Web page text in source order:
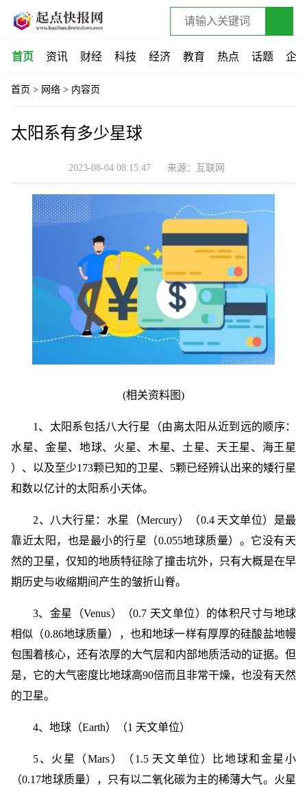
首页 资讯 财经 科技 经济 教育 热点 话题 企业
首页 > 网络 > 内容页
太阳系有多少星球
2023-08-04 08:15:47 来源：互联网
(相关资料图)
1、太阳系包括八大行星（由离太阳从近到远的顺序：
水星、金星、地球、火星、木星、土星、天王星、海王星
）、以及至少173颗已知的卫星、5颗已经辨认出来的矮行星
和数以亿计的太阳系小天体。
2、八大行星：水星（Mercury）（0.4 天文单位）是最
靠近太阳，也是最小的行星（0.055地球质量）。它没有天
然的卫星，仅知的地质特征除了撞击坑外，只有大概是在早
期历史与收缩期间产生的皱折山脊。
3、金星（Venus）（0.7 天文单位）的体积尺寸与地球
相似（0.86地球质量），也和地球一样有厚厚的硅酸盐地幔
包围着核心，还有浓厚的大气层和内部地质活动的证据。但
是，它的大气密度比地球高90倍而且非常干燥，也没有天然
的卫星。
4、地球（Earth）（1 天文单位）
5、火星（Mars）（1.5 天文单位）比地球和金星小
（0.17地球质量），只有以二氧化碳为主的稀薄大气。火星